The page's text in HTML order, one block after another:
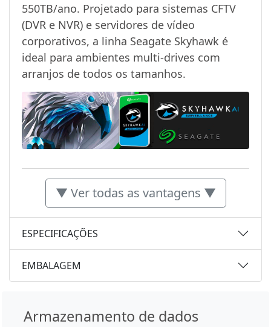
550TB/ano. Projetado para sistemas CFTV
(DVR e NVR) e servidores de vídeo
corporativos, a linha Seagate Skyhawk é
ideal para ambientes multi-drives com
arranjos de todos os tamanhos.
▼ Ver todas as vantagens ▼
ESPECIFICAÇÕES
EMBALAGEM
Armazenamento de dados